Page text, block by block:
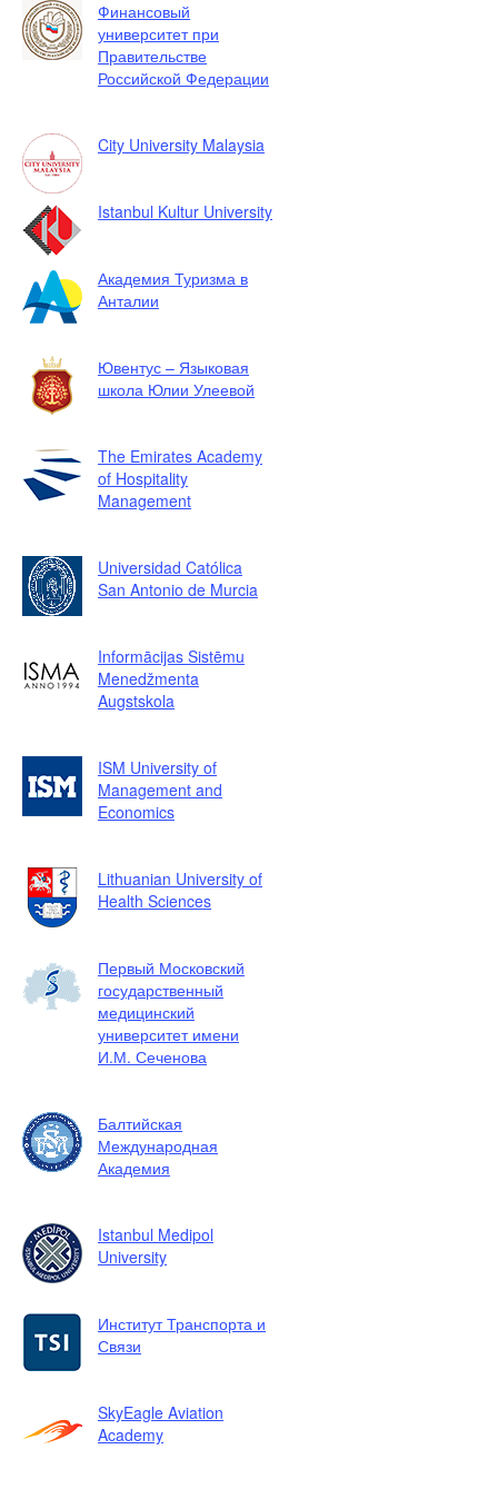
Финансовый
университет при
Правительстве
Российской Федерации
City University Malaysia
Istanbul Kultur University
Академия Туризма в
Анталии
Ювентус – Языковая
школа Юлии Улеевой
The Emirates Academy
of Hospitality
Management
Universidad Católica
San Antonio de Murcia
Informācijas Sistēmu
Menedžmenta
Augstskola
ISM University of
Management and
Economics
Lithuanian University of
Health Sciences
Первый Московский
государственный
медицинский
университет имени
И.М. Сеченова
Балтийская
Международная
Академия
Istanbul Medipol
University
Институт Транспорта и
Связи
SkyEagle Aviation
Academy